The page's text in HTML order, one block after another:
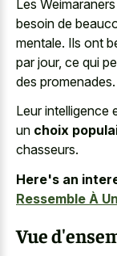
Les
besoin de
mentale. Ils ont
par jour, ce qui
des promenades.
Leur intelligence
un choix
chasseurs.
Here's an
Ressemble À
Vue